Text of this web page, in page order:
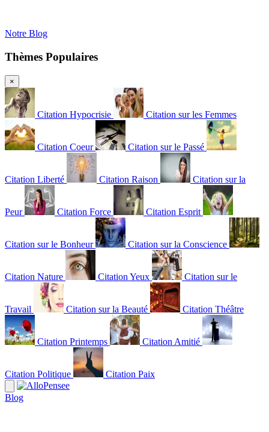
Notre Blog
Thèmes Populaires
×
Citation Hypocrisie Citation sur les Femmes
Citation Coeur Citation sur le Passé
Citation Liberté Citation Raison Citation sur la
Peur Citation Force Citation Esprit
Citation sur le Bonheur Citation sur la Conscience
Citation Nature Citation Yeux Citation sur le
Travail Citation sur la Beauté Citation Théâtre
Citation Printemps Citation Amitié
Citation Politique Citation Paix
Blog